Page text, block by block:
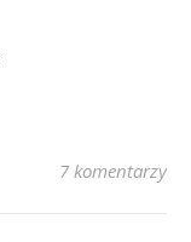
7 komentarzy